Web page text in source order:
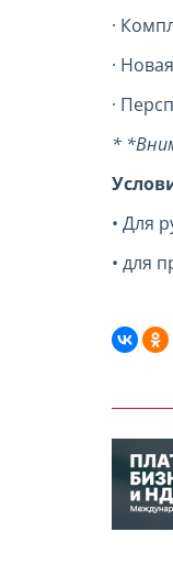
·
·
·
*
• Для
• для